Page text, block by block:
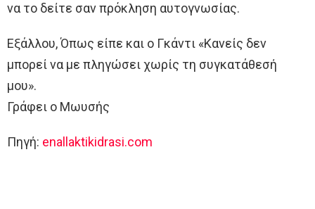
να το δείτε σαν πρόκληση αυτογνωσίας.
Εξάλλου, Όπως είπε και ο Γκάντι «Κανείς δεν
μπορεί να με πληγώσει χωρίς τη συγκατάθεσή
μου».
Γράφει ο Μωυσής
Πηγή: enallaktikidrasi.com